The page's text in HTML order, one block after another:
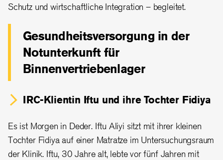
Schutz und wirtschaftliche Integration – begleitet.
Gesundheitsversorgung in der
Notunterkunft für
Binnenvertriebenlager
IRC-Klientin Iftu und ihreTochter Fidiya
Es ist Morgen in Deder. Iftu Aliyi sitzt mit ihrer kleinen
Tochter Fidiya auf einer Matratze im Untersuchungsraum
der Klinik. Iftu, 30 Jahre alt, lebte vor fünf Jahren mit